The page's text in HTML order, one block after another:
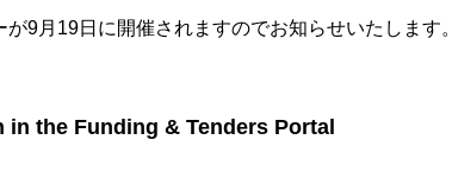
9月19日に開催されますのでお知らせいたします。
the Funding & Tenders Portal